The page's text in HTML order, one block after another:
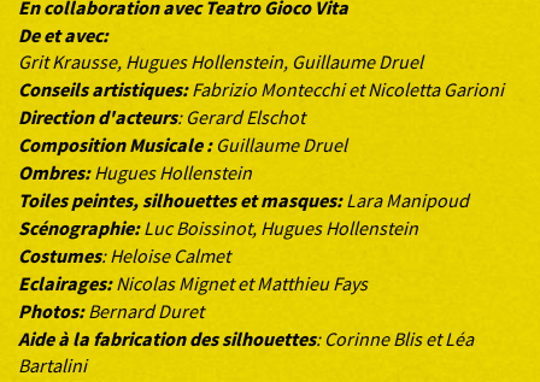
En collaboration avec Teatro Gioco Vita
De et avec:
Grit Krausse, Hugues Hollenstein, Guillaume Druel
Conseils artistiques:Fabrizio Montecchi et Nicoletta Garioni
Direction d'acteurs: Gerard Elschot
Composition Musicale :Guillaume Druel
Ombres:Hugues Hollenstein
Toiles peintes, silhouettes et masques:Lara Manipoud
Scénographie:Luc Boissinot, Hugues Hollenstein
Costumes: Heloise Calmet
Eclairages:Nicolas Mignet et Matthieu Fays
Photos:Bernard Duret
Aide à la fabrication des silhouettes: Corinne Blis et Léa
Bartalini